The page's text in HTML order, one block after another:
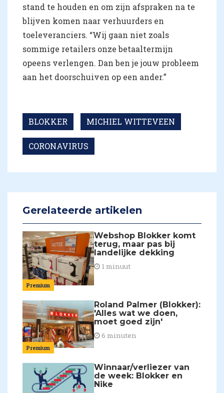
stand te houden en om zijn afspraken na te
blijven komen naar verhuurders en
toeleveranciers. “Wij gaan niet zoals
sommige retailers onze betaaltermijn
opeens verlengen. Dan ben je jouw probleem
aan het doorschuiven op een ander.”
BLOKKER MICHIEL WITTEVEEN
CORONAVIRUS
Gerelateerde artikelen
Premium
Webshop Blokker komt
terug, maar pas bij
landelijke dekking
1 minuut
Premium
Roland Palmer (Blokker):
'Alles wat we doen,
moet goed zijn'
6 minuten
Winnaar/verliezer van
de week: Blokker en
Nike